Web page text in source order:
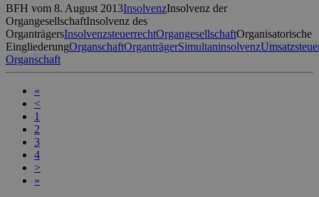
BFH vom 8. August 2013InsolvenzInsolvenz der
OrgangesellschaftInsolvenz des
OrganträgersInsolvenzsteuerrechtOrgangesellschaftOrganisatorische
EingliederungOrganschaftOrganträgerSimultaninsolvenz
Organschaft
«
<
1
2
3
4
>
»